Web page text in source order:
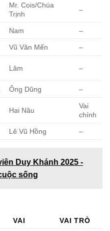
Mr. Cois/Chúa
Trịnh
–
Nam –
Vũ Văn Mến –
Lâm –
Ông Dũng –
Hai Nâu
Vai
chính
Lê Vũ Hồng –
Duy Khánh 2025 -
sống
VAI VAI TRÒ